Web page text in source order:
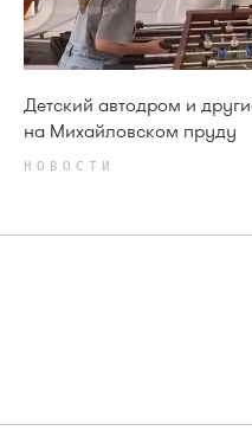
Детский автодром и
на Михайловском пруду
НОВОСТИ